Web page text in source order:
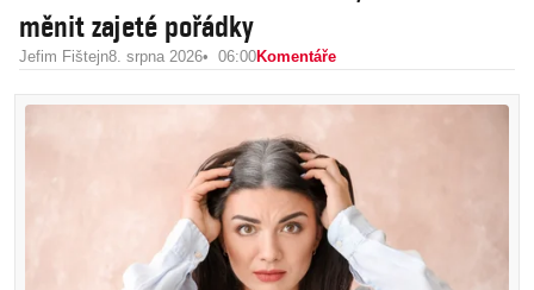
měnit zajeté pořádky
Jefim Fištejn8. srpna 2026 06:00Komentáře